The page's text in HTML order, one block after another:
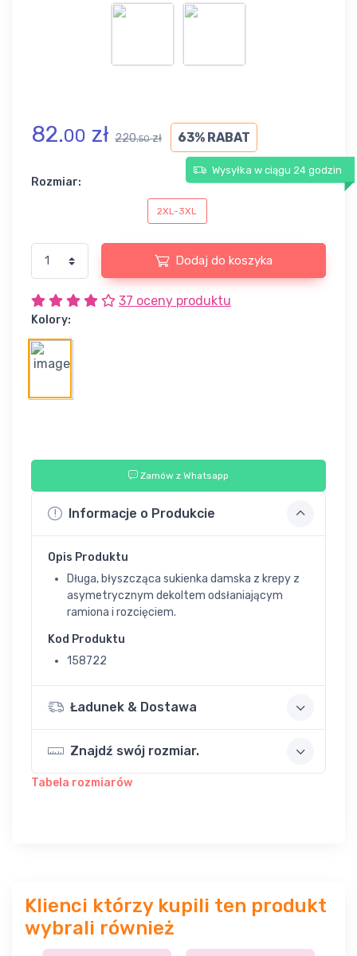
82.00 zł 220.50zł 63% RABAT
Wysyłka w ciągu 24 godzin
Rozmiar:
2XL-3XL
Dodaj do koszyka
37 oceny produktu
Kolory:
Zamów z Whatsapp
Informacje o Produkcie
Opis Produktu
Długa, błyszcząca sukienka damska z krepy z
asymetrycznym dekoltem odsłaniającym
ramiona i rozcięciem.
Kod Produktu
158722
Ładunek & Dostawa
Znajdź swój rozmiar.
Tabela rozmiarów
Klienci którzy kupili ten produkt
wybrali również